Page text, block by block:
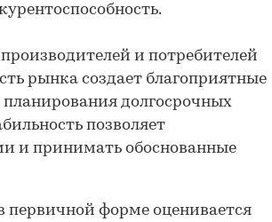
и потребителей
рынка создает благоприятные
долгосрочных
позволяет
и принимать обоснованные
первичной форме оценивается